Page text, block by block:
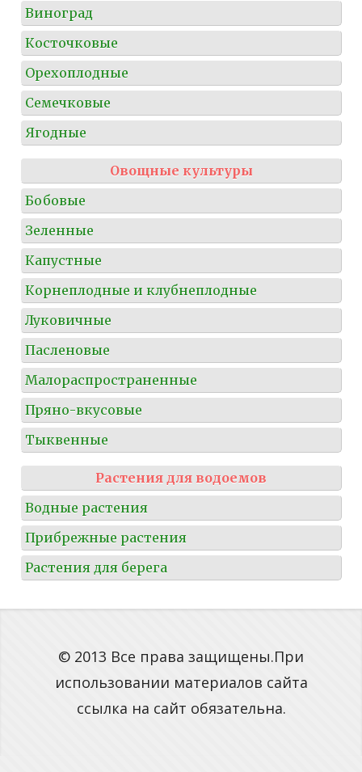
Виноград
Косточковые
Орехоплодные
Семечковые
Ягодные
Овощные культуры
Бобовые
Зеленные
Капустные
Корнеплодные и клубнеплодные
Луковичные
Пасленовые
Малораспространенные
Пряно-вкусовые
Тыквенные
Растения для водоемов
Водные растения
Прибрежные растения
Растения для берега
© 2013 Все права защищены.При
использовании материалов сайта
ссылка на сайт обязательна.